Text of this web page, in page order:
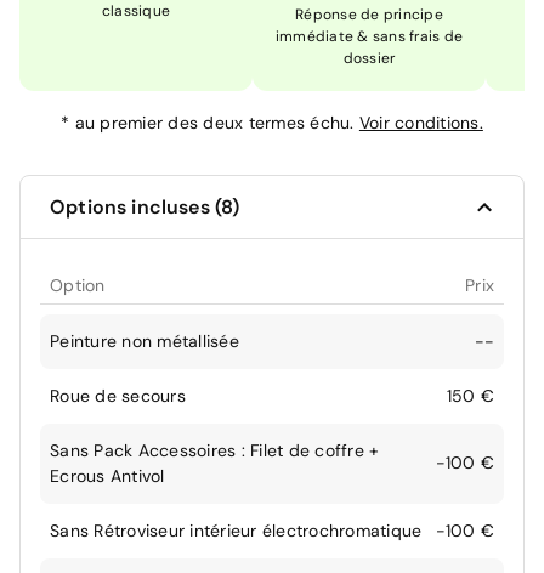
classique
Réponse de principe
immédiate & sans frais de
dossier
* au premier des deux termes échu. Voir conditions.
Options incluses (8)
Option Prix
Peinture non métallisée --
Roue de secours 150 €
Sans Pack Accessoires : Filet de coffre +
Ecrous Antivol
-100 €
Sans Rétroviseur intérieur électrochromatique -100 €